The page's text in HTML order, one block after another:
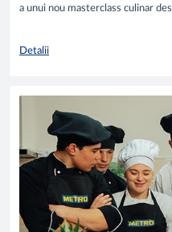
a unui nou masterclass culinar
Detalii